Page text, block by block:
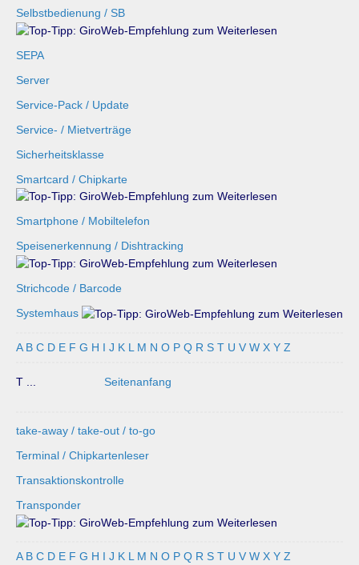
Selbstbedienung / SB
SEPA
Server
Service-Pack / Update
Service- / Mietverträge
Sicherheitsklasse
Smartcard / Chipkarte
Smartphone / Mobiltelefon
Speisenerkennung / Dishtracking
Strichcode / Barcode
Systemhaus
A B C D E F G H I J K L M N O P Q R S T U V W X Y Z
T ... Seitenanfang
take-away / take-out / to-go
Terminal / Chipkartenleser
Transaktionskontrolle
Transponder
A B C D E F G H I J K L M N O P Q R S T U V W X Y Z